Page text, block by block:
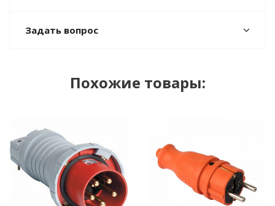
Задать вопрос
Похожие товары: